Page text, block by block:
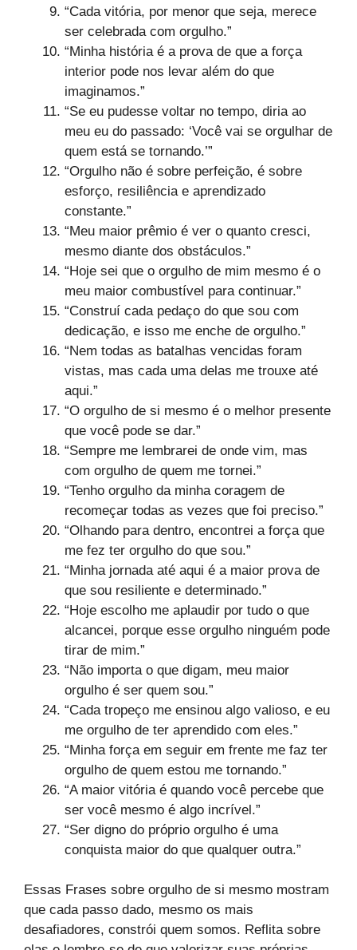
“Cada vitória, por menor que seja, merece
ser celebrada com orgulho.”
“Minha história é a prova de que a força
interior pode nos levar além do que
imaginamos.”
“Se eu pudesse voltar no tempo, diria ao
meu eu do passado: ‘Você vai se orgulhar de
quem está se tornando.’”
“Orgulho não é sobre perfeição, é sobre
esforço, resiliência e aprendizado
constante.”
“Meu maior prêmio é ver o quanto cresci,
mesmo diante dos obstáculos.”
“Hoje sei que o orgulho de mim mesmo é o
meu maior combustível para continuar.”
“Construí cada pedaço do que sou com
dedicação, e isso me enche de orgulho.”
“Nem todas as batalhas vencidas foram
vistas, mas cada uma delas me trouxe até
aqui.”
“O orgulho de si mesmo é o melhor presente
que você pode se dar.”
“Sempre me lembrarei de onde vim, mas
com orgulho de quem me tornei.”
“Tenho orgulho da minha coragem de
recomeçar todas as vezes que foi preciso.”
“Olhando para dentro, encontrei a força que
me fez ter orgulho do que sou.”
“Minha jornada até aqui é a maior prova de
que sou resiliente e determinado.”
“Hoje escolho me aplaudir por tudo o que
alcancei, porque esse orgulho ninguém pode
tirar de mim.”
“Não importa o que digam, meu maior
orgulho é ser quem sou.”
“Cada tropeço me ensinou algo valioso, e eu
me orgulho de ter aprendido com eles.”
“Minha força em seguir em frente me faz ter
orgulho de quem estou me tornando.”
“A maior vitória é quando você percebe que
ser você mesmo é algo incrível.”
“Ser digno do próprio orgulho é uma
conquista maior do que qualquer outra.”
Essas Frases sobre orgulho de si mesmo mostram
que cada passo dado, mesmo os mais
desafiadores, constrói quem somos. Reflita sobre